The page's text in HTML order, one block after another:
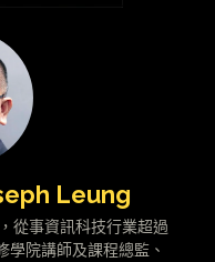
Leung
從事資訊科技行業超過
學院講師及課程總監、